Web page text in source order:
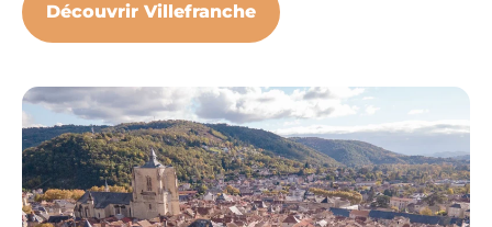
Découvrir Villefranche